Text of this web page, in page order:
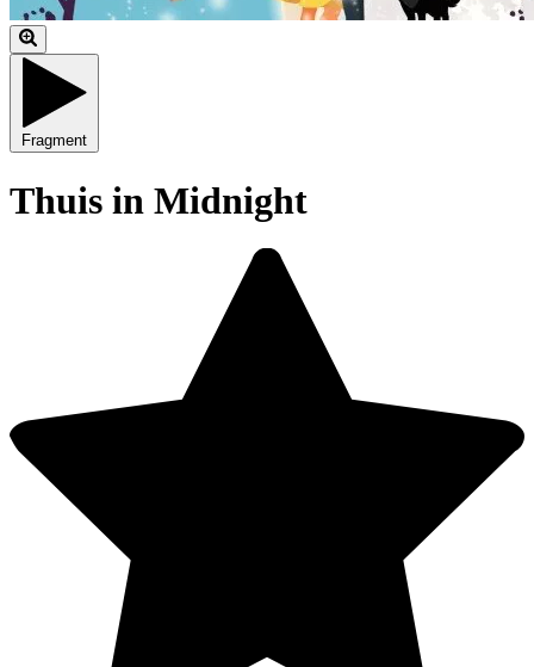
Fragment
Thuis in Midnight